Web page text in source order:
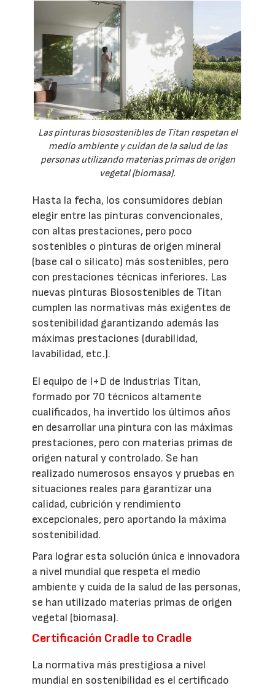
Las pinturas biosostenibles de Titan respetan el
medio ambiente y cuidan de la salud de las
personas utilizando materias primas de origen
vegetal (biomasa).
Hasta la fecha, los consumidores debían
elegir entre las pinturas convencionales,
con altas prestaciones, pero poco
sostenibles o pinturas de origen mineral
(base cal o silicato) más sostenibles, pero
con prestaciones técnicas inferiores. Las
nuevas pinturas Biosostenibles de Titan
cumplen las normativas más exigentes de
sostenibilidad garantizando además las
máximas prestaciones (durabilidad,
lavabilidad, etc.).
El equipo de I+D de Industrias Titan,
formado por 70 técnicos altamente
cualificados, ha invertido los últimos años
en desarrollar una pintura con las máximas
prestaciones, pero con materias primas de
origen natural y controlado. Se han
realizado numerosos ensayos y pruebas en
situaciones reales para garantizar una
calidad, cubrición y rendimiento
excepcionales, pero aportando la máxima
sostenibilidad.
Para lograr esta solución única e innovadora
a nivel mundial que respeta el medio
ambiente y cuida de la salud de las personas,
se han utilizado materias primas de origen
vegetal (biomasa).
Certificación Cradle to Cradle
La normativa más prestigiosa a nivel
mundial en sostenibilidad es el certificado